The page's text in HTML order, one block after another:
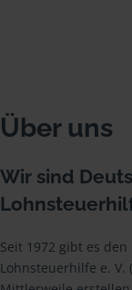
Über uns
Wir sind
Seit 1972 gibt es
Lohnsteuerhilfe e. V.